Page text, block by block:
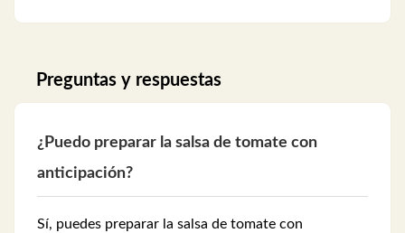
Preguntas y respuestas
¿Puedo preparar la salsa de tomate con
anticipación?
Sí, puedes preparar la salsa de tomate con